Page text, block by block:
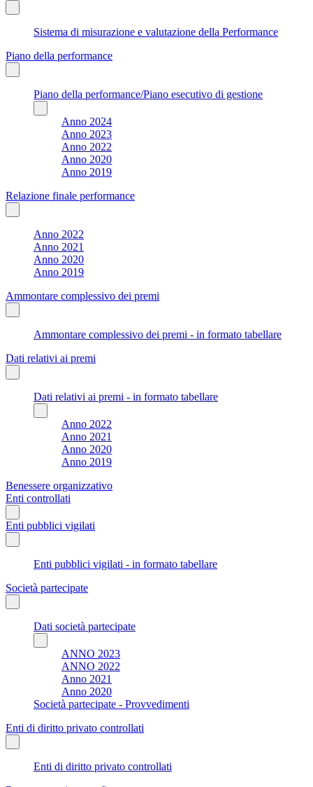
Sistema di misurazione e valutazione della Performance
Piano della performance
Piano della performance/Piano esecutivo di gestione
Anno 2024
Anno 2023
Anno 2022
Anno 2020
Anno 2019
Relazione finale performance
Anno 2022
Anno 2021
Anno 2020
Anno 2019
Ammontare complessivo dei premi
Ammontare complessivo dei premi - in formato tabellare
Dati relativi ai premi
Dati relativi ai premi - in formato tabellare
Anno 2022
Anno 2021
Anno 2020
Anno 2019
Benessere organizzativo
Enti controllati
Enti pubblici vigilati
Enti pubblici vigilati - in formato tabellare
Società partecipate
Dati società partecipate
ANNO 2023
ANNO 2022
Anno 2021
Anno 2020
Società partecipate - Provvedimenti
Enti di diritto privato controllati
Enti di diritto privato controllati